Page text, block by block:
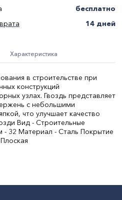
Характеристика
в строительстве при
конструкций
узлах. Гвоздь представляет
с небольшими
что улучшает качество
Вид - Строительные
32 Материал - Сталь Покрытие
бесплатно
14 дней